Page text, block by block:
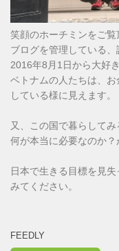
笑顔のホーチミンをご覧
ブログを管理している
2016年8月1日から大好
ベトナムの人たちは、
している様に見えます。
又、この国で暮らして
何が本当に必要なのか？
日本で生きる目標を見
みてください。
FEEDLY